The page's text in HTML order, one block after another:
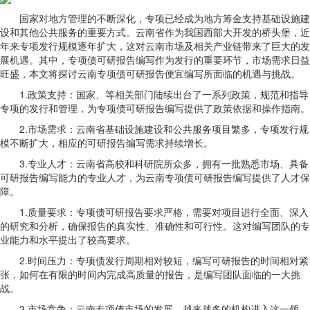
国家对地方管理的不断深化，专项已经成为地方筹金支持基础设施建
设和其他公共服务的重要方式。云南省作为我国西部大开发的桥头堡，近
年来专项发行规模逐年扩大，这对云南市场及相关产业链带来了巨大的发
展机遇。其中，专项债可研报告编写作为发行的重要环节，市场需求日益
旺盛，本文将探讨云南专项债可研报告便宜编写所面临的机遇与挑战。
1.政策支持：国家、等相关部门陆续出台了一系列政策，规范和指导
专项的发行和管理，为专项债可研报告编写提供了政策依据和操作指南。
2.市场需求：云南省基础设施建设和公共服务项目繁多，专项发行规
模不断扩大，相应的可研报告编写需求持续增长。
3.专业人才：云南省高校和科研院所众多，拥有一批熟悉市场、具备
可研报告编写能力的专业人才，为云南专项债可研报告编写提供了人才保
障。
1.质量要求：专项债可研报告要求严格，需要对项目进行全面、深入
的研究和分析，确保报告的真实性、准确性和可行性。这对编写团队的专
业能力和水平提出了较高要求。
2.时间压力：专项债发行周期相对较短，编写可研报告的时间相对紧
张，如何在有限的时间内完成高质量的报告，是编写团队面临的一大挑
战。